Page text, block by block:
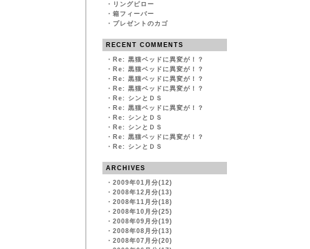
・ リングピロー
・ 箱フィーバー
・ プレゼントのカゴ
RECENT COMMENTS
・ Re: 黒猫ベッドに異変が！？
・ Re: 黒猫ベッドに異変が！？
・ Re: 黒猫ベッドに異変が！？
・ Re: 黒猫ベッドに異変が！？
・ Re: シンとＤＳ
・ Re: 黒猫ベッドに異変が！？
・ Re: シンとＤＳ
・ Re: シンとＤＳ
・ Re: 黒猫ベッドに異変が！？
・ Re: シンとＤＳ
ARCHIVES
・ 2009年01月分(12)
・ 2008年12月分(13)
・ 2008年11月分(18)
・ 2008年10月分(25)
・ 2008年09月分(19)
・ 2008年08月分(13)
・ 2008年07月分(20)